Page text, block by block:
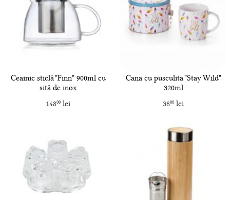
Ceainic sticlă "Finn" 900ml cu
sită de inox
14800 lei
Cana cu pusculita "Stay Wild"
320ml
3800lei